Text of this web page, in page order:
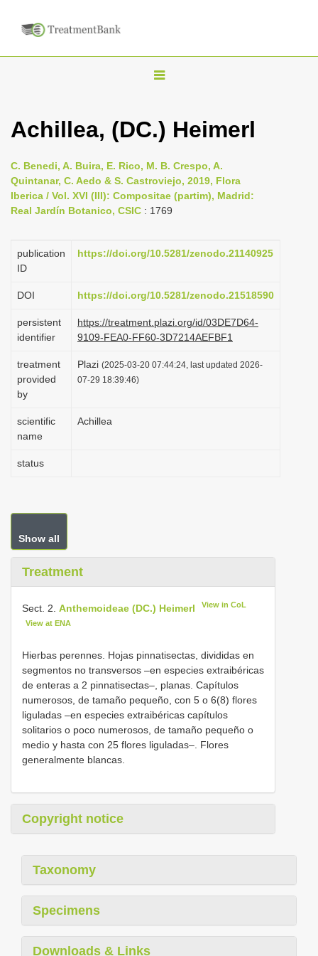
T
g
n
a
i
a
i
Achillea, (DC.) Heimerl
C. Benedi, A. Buira, E. Rico, M. B. Crespo, A.
Quintanar, C. Aedo & S. Castroviejo, 2019, Flora
Iberica / Vol. XVI (III): Compositae (partim), Madrid:
Real Jardín Botanico, CSIC : 1769
publication
ID
https://doi.org/10.5281/zenodo.21140925
DOI https://doi.org/10.5281/zenodo.21518590
persistent
identifier
https://treatment.plazi.org/id/03DE7D64-
9109-FEA0-FF60-3D7214AEFBF1
treatment
provided
by
Plazi (2025-03-20 07:44:24, last updated 2026-
07-29 18:39:46)
scientific
name
Achillea
status
Show all
Treatment
Sect. 2. Anthemoideae (DC.) Heimerl View in CoL
View at ENA
Hierbas perennes. Hojas pinnatisectas, divididas en
segmentos no transversos –en especies extraibéricas
de enteras a 2 pinnatisectas–, planas. Capítulos
numerosos, de tamaño pequeño, con 5 o 6(8) flores
liguladas –en especies extraibéricas capítulos
solitarios o poco numerosos, de tamaño pequeño o
medio y hasta con 25 flores liguladas–. Flores
generalmente blancas.
Copyright notice
Taxonomy
Specimens
Downloads & Links